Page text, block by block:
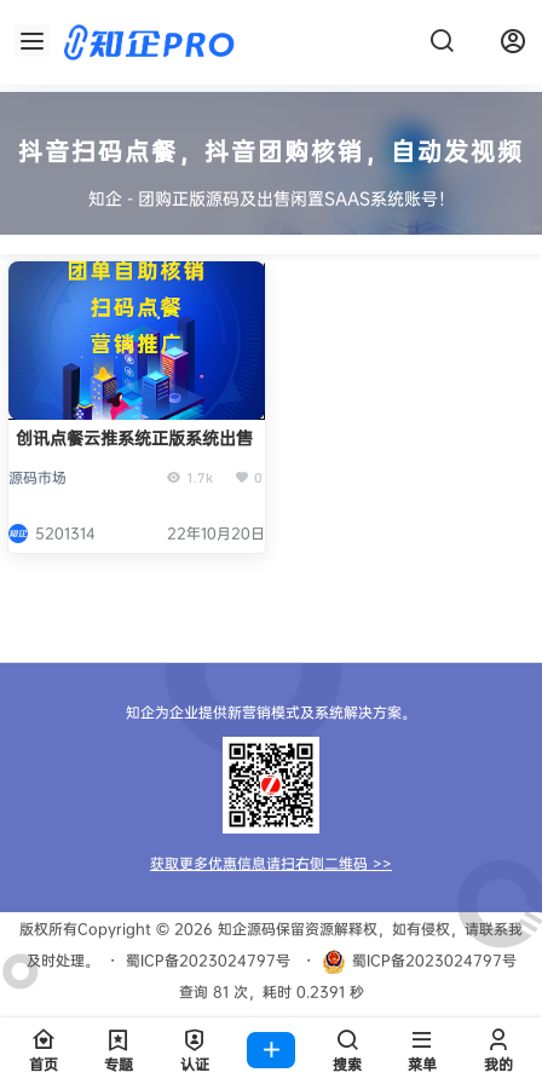
抖音扫码点餐，抖音团购核销，自动发视频
知企 - 团购正版源码及出售闲置SAAS系统账号！
创讯点餐云推系统正版系统出售
源码市场 1.7k 0
5201314 22年10月20日
知企为企业提供新营销模式及系统解决方案。
获取更多优惠信息请扫右侧二维码 >>
版权所有Copyright © 2026 知企源码保留资源解释权，如有侵权，请联系我
及时处理。
・ 蜀ICP备2023024797号 ・
蜀ICP备2023024797号
查询 81 次，耗时 0.2391 秒
首页 专题 认证 搜索 菜单 我的